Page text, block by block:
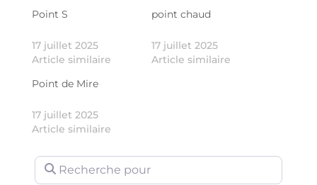
Point S
17 juillet 2025
Article similaire
point chaud
17 juillet 2025
Article similaire
Point de Mire
17 juillet 2025
Article similaire
Recherche pour